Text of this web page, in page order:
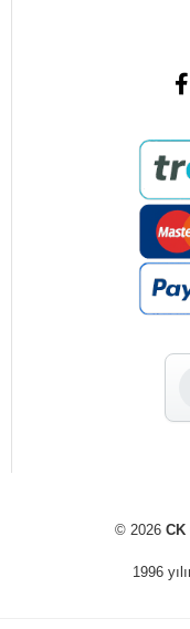
© 2026 CK
1996